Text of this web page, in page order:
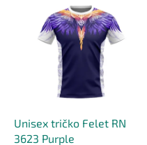
Unisex tričko Felet RN
3623 Purple